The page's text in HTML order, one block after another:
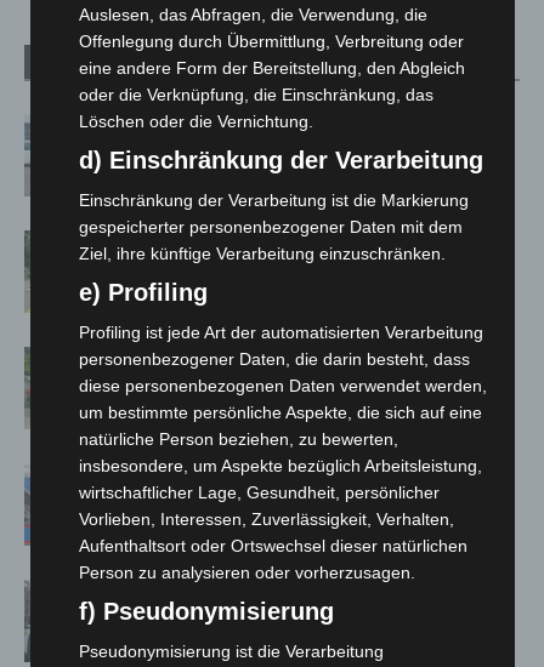
Verwandte Artikel Mehr vom Autor
Niedersachsen: Feuerwehrkräfte
kehren nach Waldbrandeinsatz aus
Brand im „Haus der Begegnung“ in
Neuwarmbüchen schnell eingedämmt
Region Hannover: 21 neue
Notfallsanitäter starten beim Roten
Kreuz
Mann läuft mit Hockeyschläger über
A7 – Polizei sucht Zeugen
auf Baustelle
Auslesen, das Abfragen, die Verwendung, die
Offenlegung durch Übermittlung, Verbreitung oder
eine andere Form der Bereitstellung, den Abgleich
oder die Verknüpfung, die Einschränkung, das
Löschen oder die Vernichtung.
d) Einschränkung der Verarbeitung
Einschränkung der Verarbeitung ist die Markierung
gespeicherter personenbezogener Daten mit dem
Ziel, ihre künftige Verarbeitung einzuschränken.
e) Profiling
Profiling ist jede Art der automatisierten Verarbeitung
personenbezogener Daten, die darin besteht, dass
diese personenbezogenen Daten verwendet werden,
um bestimmte persönliche Aspekte, die sich auf eine
natürliche Person beziehen, zu bewerten,
insbesondere, um Aspekte bezüglich Arbeitsleistung,
wirtschaftlicher Lage, Gesundheit, persönlicher
Vorlieben, Interessen, Zuverlässigkeit, Verhalten,
Aufenthaltsort oder Ortswechsel dieser natürlichen
Person zu analysieren oder vorherzusagen.
f) Pseudonymisierung
Pseudonymisierung ist die Verarbeitung